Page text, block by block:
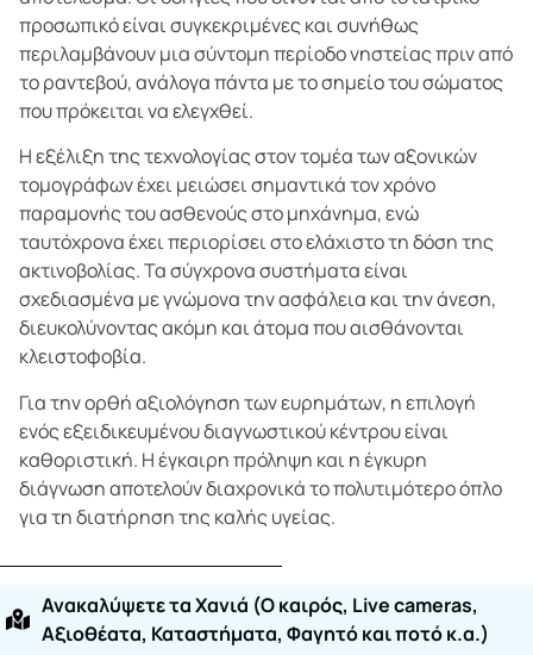
προσωπικό είναι συγκεκριμένες και συνήθως
περιλαμβάνουν μια σύντομη περίοδο νηστείας πριν από
το ραντεβού, ανάλογα πάντα με το σημείο του σώματος
που πρόκειται να ελεγχθεί.
Η εξέλιξη της τεχνολογίας στον τομέα των αξονικών
τομογράφων έχει μειώσει σημαντικά τον χρόνο
παραμονής του ασθενούς στο μηχάνημα, ενώ
ταυτόχρονα έχει περιορίσει στο ελάχιστο τη δόση της
ακτινοβολίας. Τα σύγχρονα συστήματα είναι
σχεδιασμένα με γνώμονα την ασφάλεια και την άνεση,
διευκολύνοντας ακόμη και άτομα που αισθάνονται
κλειστοφοβία.
Για την ορθή αξιολόγηση των ευρημάτων, η επιλογή
ενός εξειδικευμένου διαγνωστικού κέντρου είναι
καθοριστική. Η έγκαιρη πρόληψη και η έγκυρη
διάγνωση αποτελούν διαχρονικά το πολυτιμότερο όπλο
για τη διατήρηση της καλής υγείας.
Ανακαλύψετε τα Χανιά (O καιρός, Live cameras,
Αξιοθέατα, Καταστήματα, Φαγητό και ποτό κ.α.)